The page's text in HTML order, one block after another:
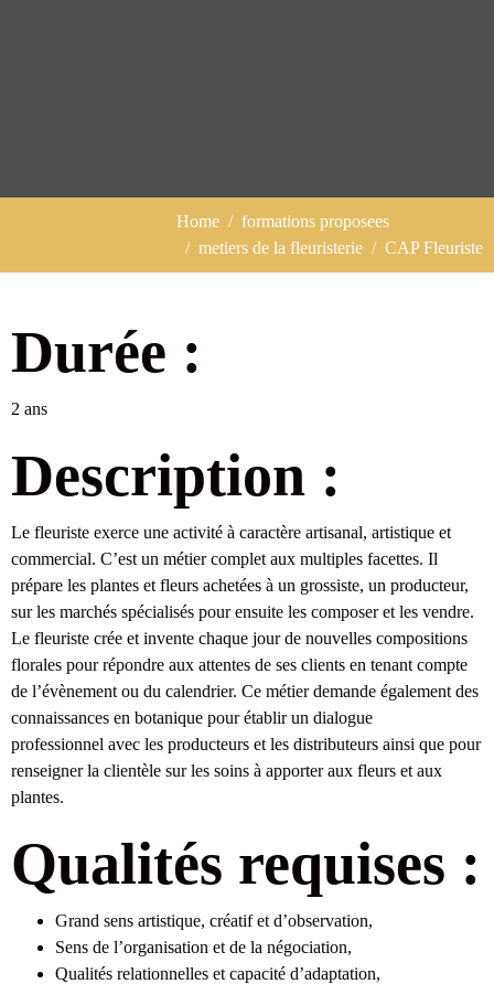
Home
formations proposees
metiers de la fleuristerie
CAP Fleuriste
Durée :
2 ans
Description :
Le fleuriste exerce une activité à caractère artisanal, artistique et
commercial. C’est un métier complet aux multiples facettes. Il
prépare les plantes et fleurs achetées à un grossiste, un producteur,
sur les marchés spécialisés pour ensuite les composer et les vendre.
Le fleuriste crée et invente chaque jour de nouvelles compositions
florales pour répondre aux attentes de ses clients en tenant compte
de l’évènement ou du calendrier. Ce métier demande également des
connaissances en botanique pour établir un dialogue
professionnel avec les producteurs et les distributeurs ainsi que pour
renseigner la clientèle sur les soins à apporter aux fleurs et aux
plantes.
Qualités requises :
Grand sens artistique, créatif et d’observation,
Sens de l’organisation et de la négociation,
Qualités relationnelles et capacité d’adaptation,